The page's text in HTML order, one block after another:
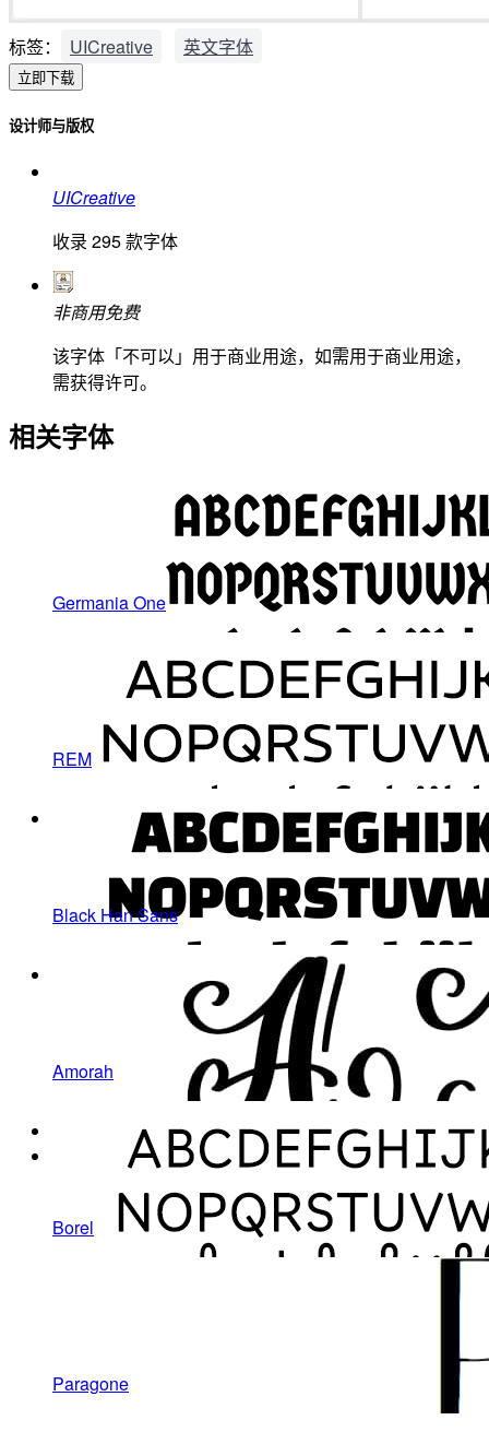
标签： UICreative 英文字体
立即下载
设计师与版权
UICreative
收录 295款字体
非商用免费
该字体「不可以」用于商业用途，如需用于商业用途，
需获得许可。
相关字体
Germania One
REM
Black Han Sans
Amorah
Borel
Paragone